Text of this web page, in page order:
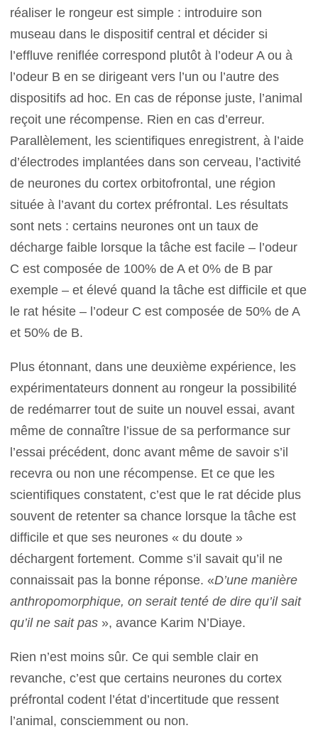
réaliser le rongeur est simple : introduire son
museau dans le dispositif central et décider si
l’effluve reniflée correspond plutôt à l’odeur A ou à
l’odeur B en se dirigeant vers l’un ou l’autre des
dispositifs ad hoc. En cas de réponse juste, l’animal
reçoit une récompense. Rien en cas d’erreur.
Parallèlement, les scientifiques enregistrent, à l’aide
d’électrodes implantées dans son cerveau, l’activité
de neurones du cortex orbitofrontal, une région
située à l’avant du cortex préfrontal. Les résultats
sont nets : certains neurones ont un taux de
décharge faible lorsque la tâche est facile – l’odeur
C est composée de 100% de A et 0% de B par
exemple – et élevé quand la tâche est difficile et que
le rat hésite – l’odeur C est composée de 50% de A
et 50% de B.
Plus étonnant, dans une deuxième expérience, les
expérimentateurs donnent au rongeur la possibilité
de redémarrer tout de suite un nouvel essai, avant
même de connaître l’issue de sa performance sur
l’essai précédent, donc avant même de savoir s’il
recevra ou non une récompense. Et ce que les
scientifiques constatent, c’est que le rat décide plus
souvent de retenter sa chance lorsque la tâche est
difficile et que ses neurones « du doute »
déchargent fortement. Comme s’il savait qu’il ne
connaissait pas la bonne réponse. «D’une manière
anthropomorphique, on serait tenté de dire qu’il sait
qu’il ne sait pas », avance Karim N’Diaye.
Rien n’est moins sûr. Ce qui semble clair en
revanche, c’est que certains neurones du cortex
préfrontal codent l’état d’incertitude que ressent
l’animal, consciemment ou non.